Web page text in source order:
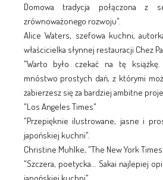
Domowa tradycja połączona z
zrównoważonego rozwoju".
Alice Waters, szefowa kuchni,
właścicielka słynnej restauracji Chez
"Warto było czekać na tę
mnóstwo prostych dań, z którymi
zabierzesz się za bardziej ambitne
"Los Angeles Times"
"Przepięknie ilustrowane, jasne i
japońskiej kuchni".
Christine Muhlke, "The New York
"Szczera, poetycka... Sakai najlepiej
japońskiej kuchni".